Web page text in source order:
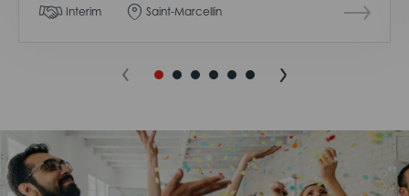
Interim Saint-Marcellin